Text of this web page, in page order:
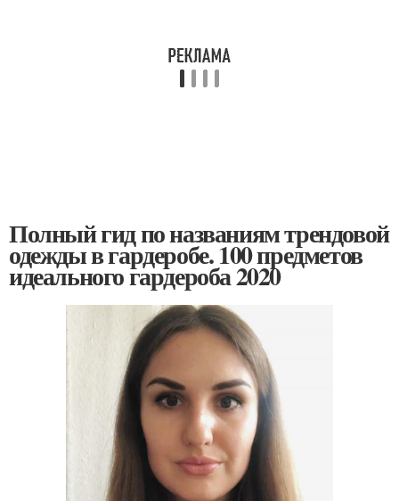
Полный гид по названиям трендовой
одежды в гардеробе. 100 предметов
идеального гардероба 2020